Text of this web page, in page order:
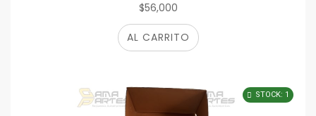
$56,000
AL CARRITO
STOCK: 1